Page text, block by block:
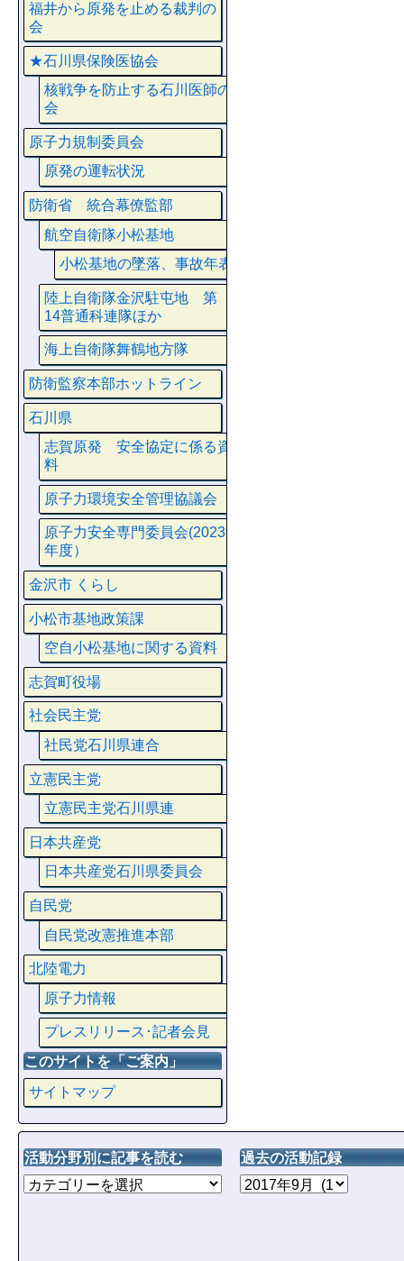
福井から原発を止める裁判の
会
★石川県保険医協会
核戦争を防止する石川医師の
会
原子力規制委員会
原発の運転状況
防衛省 統合幕僚監部
航空自衛隊小松基地
小松基地の墜落、事故年表
陸上自衛隊金沢駐屯地 第
14普通科連隊ほか
海上自衛隊舞鶴地方隊
防衛監察本部ホットライン
石川県
志賀原発 安全協定に係る資
料
原子力環境安全管理協議会
原子力安全専門委員会(2023
年度）
金沢市 くらし
小松市基地政策課
空自小松基地に関する資料
志賀町役場
社会民主党
社民党石川県連合
立憲民主党
立憲民主党石川県連
日本共産党
日本共産党石川県委員会
自民党
自民党改憲推進本部
北陸電力
原子力情報
プレスリリース･記者会見
このサイトを「ご案内」
サイトマップ
活動分野別に記事を読む 過去の活動記録